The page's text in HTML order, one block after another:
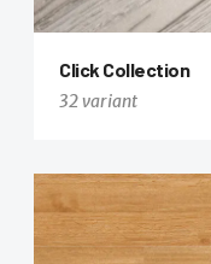
Click Collection
32 variant